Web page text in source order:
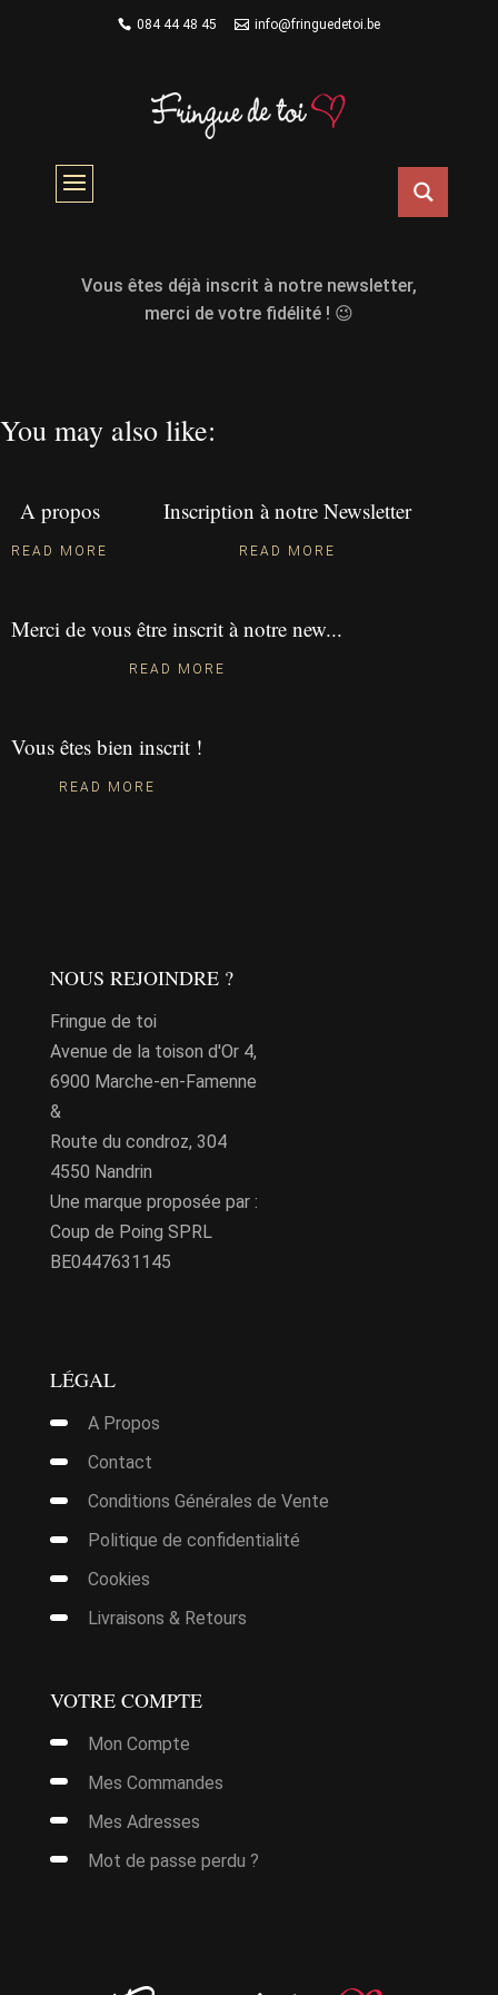
084 44 48 45 info@fringuedetoi.be
Vous étiez déjà inscrit !
Vous êtes déjà inscrit à notre newsletter,
merci de votre fidélité ! 😉
You may also like:
A propos
READ MORE
Inscription à notre Newsletter
READ MORE
Merci de vous être inscrit à notre new...
READ MORE
Vous êtes bien inscrit !
READ MORE
NOUS REJOINDRE ?
Fringue de toi
Avenue de la toison d'Or 4,
6900 Marche-en-Famenne
&
Route du condroz, 304
4550 Nandrin
Une marque proposée par :
Coup de Poing SPRL
BE0447631145
LÉGAL
A Propos
Contact
Conditions Générales de Vente
Politique de confidentialité
Cookies
Livraisons & Retours
VOTRE COMPTE
Mon Compte
Mes Commandes
Mes Adresses
Mot de passe perdu ?